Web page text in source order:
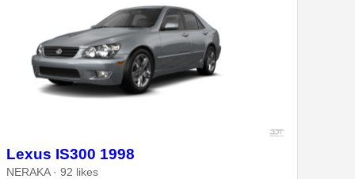
Lexus IS300 1998
NERAKA · 92 likes